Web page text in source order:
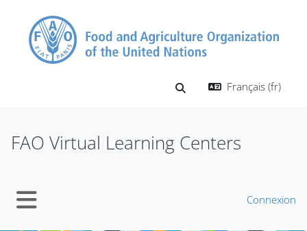
Activer/désactiver la
Français ‎(fr)‎
FAO Virtual Learning Centers
Connexion